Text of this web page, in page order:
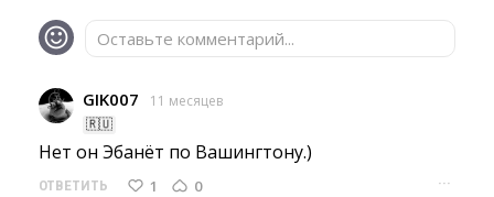
Оставьте комментарий...
GIK007
11 месяцев
🇷🇺
Нет он Эбанёт по Вашингтону.)
ОТВЕТИТЬ 1 0 ···